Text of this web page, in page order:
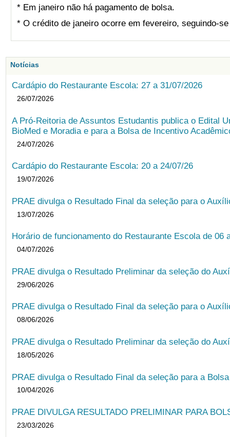
* Em janeiro não há pagamento de bolsa.
* O crédito de janeiro ocorre em fevereiro, seguindo-
Notícias
Cardápio do Restaurante Escola: 27 a 31/07/2026
26/07/2026
A Pró-Reitoria de Assuntos Estudantis publica o Edital
BioMed e Moradia e para a Bolsa de Incentivo
24/07/2026
Cardápio do Restaurante Escola: 20 a 24/07/26
19/07/2026
PRAE divulga o Resultado Final da seleção para o
13/07/2026
Horário de funcionamento do Restaurante Escola de 06
04/07/2026
PRAE divulga o Resultado Preliminar da seleção do
29/06/2026
PRAE divulga o Resultado Final da seleção para o
08/06/2026
PRAE divulga o Resultado Preliminar da seleção do
18/05/2026
PRAE divulga o Resultado Final da seleção para a
10/04/2026
PRAE DIVULGA RESULTADO PRELIMINAR PARA
23/03/2026